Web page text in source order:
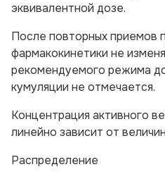
эквивалентной дозе.
После повторных приемов
фармакокинетики не
рекомендуемого режима
кумуляции не отмечается.
Концентрация активного
линейно зависит от
Распределение